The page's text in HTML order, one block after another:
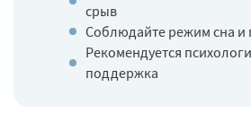
срыв
Соблюдайте режим сна и
Рекомендуется
поддержка